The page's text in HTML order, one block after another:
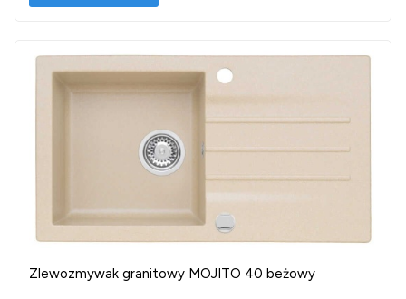
Zlewozmywak granitowy MOJITO 40 beżowy